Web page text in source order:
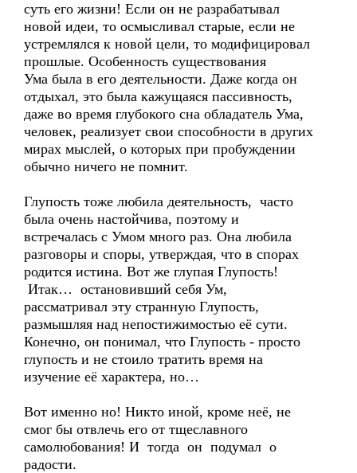
суть его жизни! Если он не разрабатывал
новой идеи, то осмысливал старые, если не
устремлялся к новой цели, то модифицировал
прошлые. Особенность существования
Ума была в его деятельности. Даже когда он
отдыхал, это была кажущаяся пассивность,
даже во время глубокого сна обладатель Ума,
человек, реализует свои способности в других
мирах мыслей, о которых при пробуждении
обычно ничего не помнит.
Глупость тоже любила деятельность, часто
была очень настойчива, поэтому и
встречалась с Умом много раз. Она любила
разговоры и споры, утверждая, что в спорах
родится истина. Вот же глупая Глупость!
Итак… остановивший себя Ум,
рассматривал эту странную Глупость,
размышляя над непостижимостью её сути.
Конечно, он понимал, что Глупость - просто
глупость и не стоило тратить время на
изучение её характера, но…
Вот именно но! Никто иной, кроме неё, не
смог бы отвлечь его от тщеславного
самолюбования! И тогда он подумал о
радости.